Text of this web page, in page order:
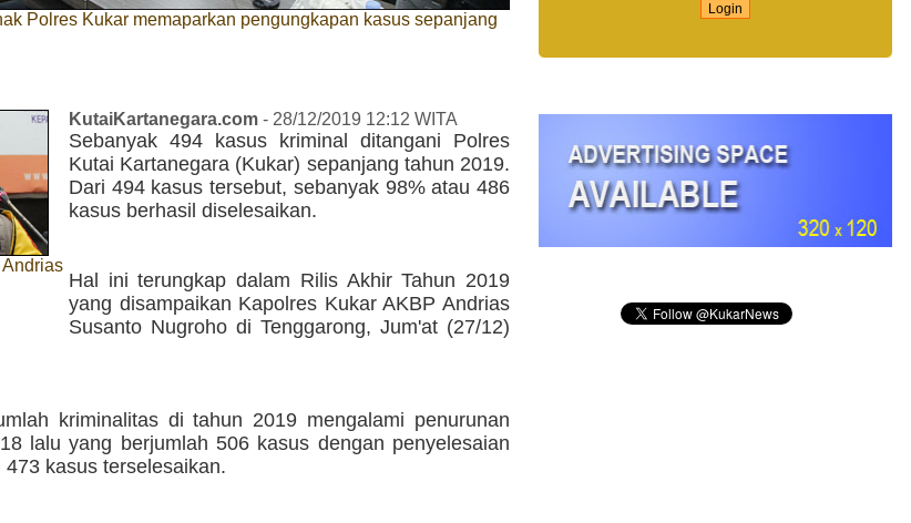
Polres Kukar memaparkan pengungkapan kasus sepanjang
KutaiKartanegara.com - 28/12/2019 12:12 WITA
Sebanyak 494 kasus kriminal ditangani Polres
Kutai Kartanegara (Kukar) sepanjang tahun 2019.
Dari 494 kasus tersebut, sebanyak 98% atau 486
kasus berhasil diselesaikan.
Hal ini terungkap dalam Rilis Akhir Tahun 2019
yang disampaikan Kapolres Kukar AKBP Andrias
Susanto Nugroho di Tenggarong, Jum'at (27/12)
kriminalitas di tahun 2019 mengalami penurunan
lalu yang berjumlah 506 kasus dengan penyelesaian
kasus terselesaikan.